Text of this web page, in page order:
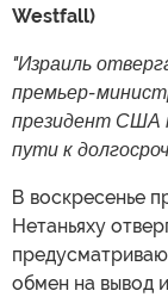
Westfall)
"Израиль
премьер-
президент США
пути к
В воскресенье
Нетаньяху
обмен на вывод